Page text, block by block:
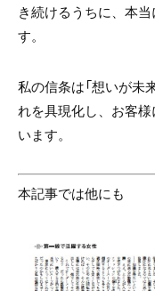
き続けるうちに、本
す。
私の信条は「想いが未
れを具現化し、お客
います。
本記事では他にも